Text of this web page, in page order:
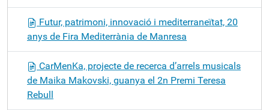
Futur, patrimoni, innovació i mediterraneïtat, 20
anys de Fira Mediterrània de Manresa
CarMenKa, projecte de recerca d’arrels musicals
de Maika Makovski, guanya el 2n Premi Teresa
Rebull